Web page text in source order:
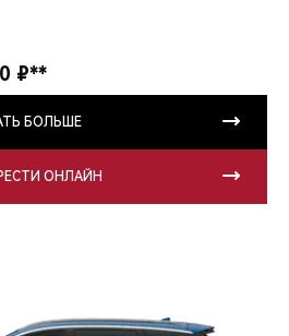
₽**
БОЛЬШЕ
ОНЛАЙН